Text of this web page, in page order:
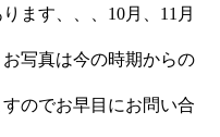
ます、、、10月、11月
写真は今の時期からの
のでお早目にお問い合